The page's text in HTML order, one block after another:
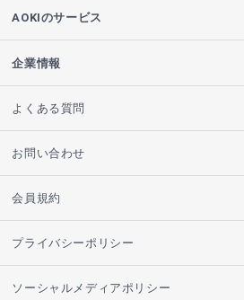
AOKIのサービス
企業情報
よくある質問
お問い合わせ
会員規約
プライバシーポリシー
ソーシャルメディアポリシー